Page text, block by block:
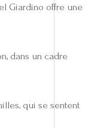
Giardino offre une
dans un cadre
qui se sentent